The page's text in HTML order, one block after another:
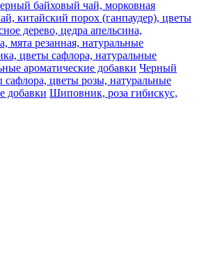
байховый чай, морковная
китайский порох (ганпаудер), цветы
дерево, цедра апельсина,
резанная, натуральные
цветы сафлора, натуральные
ароматические добавки Черный
цветы розы, натуральные
добавки Шиповник, роза гибискус,